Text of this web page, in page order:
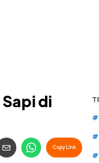
di
Copy Link
#
#
#